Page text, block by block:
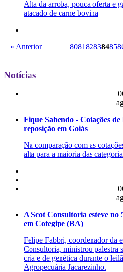
Alta da arroba, pouca oferta e
atacado de carne bovina
« Anterior 808182838485
Notícias
Fique Sabendo - Cotações
reposição em Goiás
Na comparação com as
alta para a maioria das
A Scot Consultoria esteve no
em Cotegipe (BA)
Felipe Fabbri, coordenador da
Consultoria, ministrou palestra
cria e de genética durante o
Agropecuária Jacarezinho.